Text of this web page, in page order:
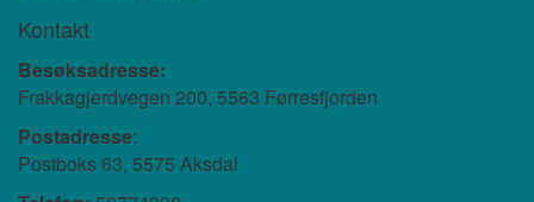
Kontakt
Besøksadresse:
Frakkagjerdvegen 200, 5563 Førresfjorden
Postadresse:
Postboks 63, 5575 Aksdal